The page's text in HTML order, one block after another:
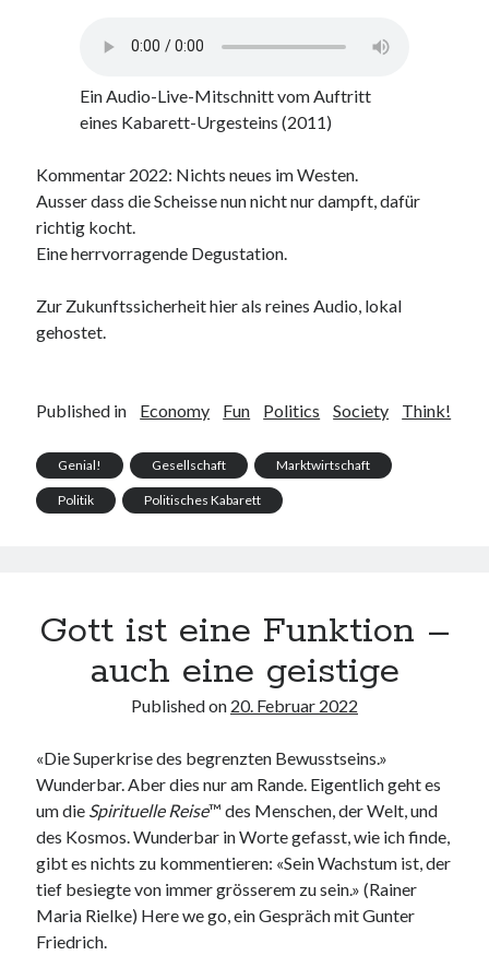
Ein Audio-Live-Mitschnitt vom Auftritt
eines Kabarett-Urgesteins (2011)
Kommentar 2022: Nichts neues im Westen.
Ausser dass die Scheisse nun nicht nur dampft, dafür
richtig kocht.
Eine herrvorragende Degustation.
Zur Zukunftssicherheit hier als reines Audio, lokal
gehostet.
Published in Economy Fun Politics Society Think!
Genial! Gesellschaft Marktwirtschaft
Politik Politisches Kabarett
Gott ist eine Funktion –
auch eine geistige
Published on 20. Februar 2022
«Die Superkrise des begrenzten Bewusstseins.»
Wunderbar. Aber dies nur am Rande. Eigentlich geht es
um die Spirituelle Reise™ des Menschen, der Welt, und
des Kosmos. Wunderbar in Worte gefasst, wie ich finde,
gibt es nichts zu kommentieren: «Sein Wachstum ist, der
tief besiegte von immer grösserem zu sein.» (Rainer
Maria Rielke) Here we go, ein Gespräch mit Gunter
Friedrich.